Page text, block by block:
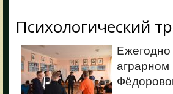
Психологический